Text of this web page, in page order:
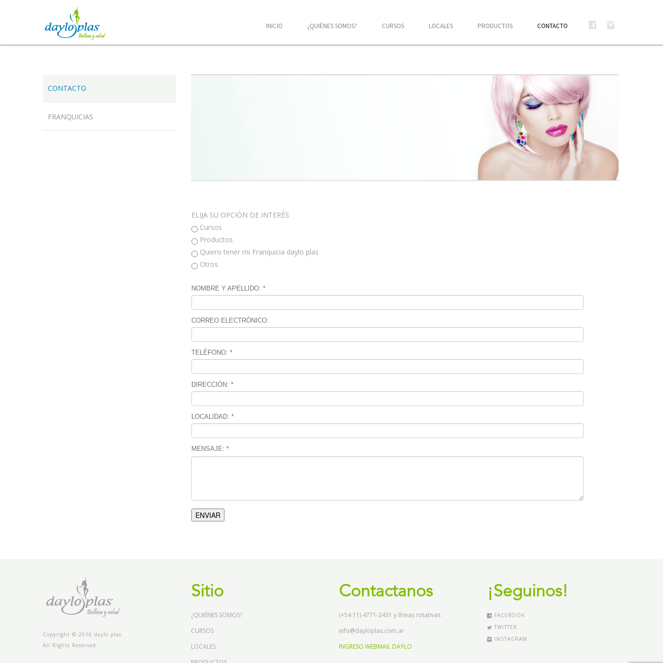
INICIO ¿QUIÉNES SOMOS? CURSOS LOCALES PRODUCTOS CONTACTO
CONTACTO
FRANQUICIAS
ELIJA SU OPCIÓN DE INTERÉS
Cursos
Productos
Quiero tener mi Franquicia daylo plas
Otros
NOMBRE Y APELLIDO: *
CORREO ELECTRÓNICO:
TELÉFONO: *
DIRECCIÓN: *
LOCALIDAD: *
MENSAJE: *
ENVIAR
Copyright © 2016 daylo plas.
All Rights Reserved.
Sitio
¿QUIÉNES SOMOS?
CURSOS
LOCALES
Contactanos
(+54 11) 4771-2431 y líneas rotativas
info@dayloplas.com.ar
INGRESO WEBMAIL DAYLO
¡Seguinos!
FACEBOOK
TWITTER
INSTAGRAM